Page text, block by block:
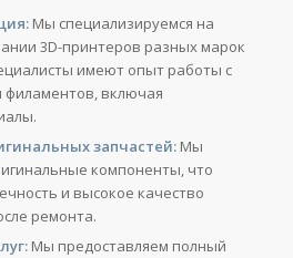
Мы специализируемся на
3D-принтеров разных марок
имеют опыт работы с
включая
запчастей:Мы
компоненты, что
и высокое качество
ремонта.
Мы предоставляем полный